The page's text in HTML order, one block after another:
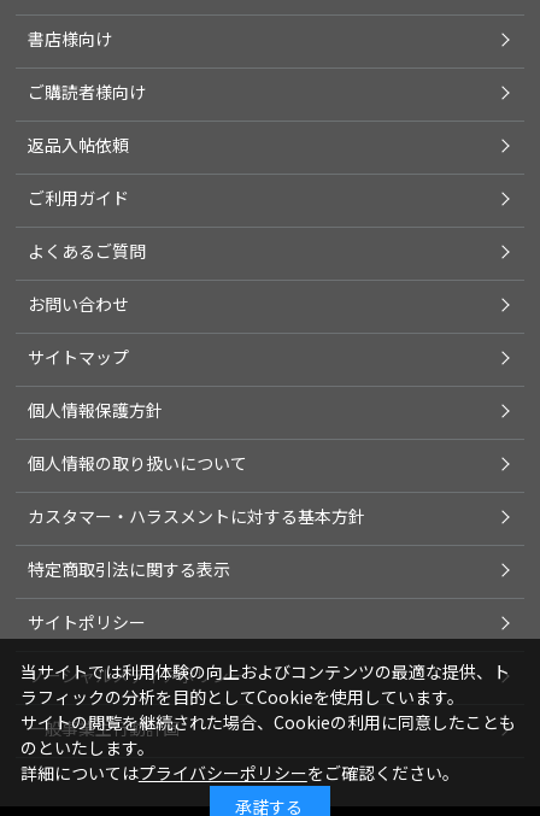
書店様向け
ご購読者様向け
返品入帖依頼
ご利用ガイド
よくあるご質問
お問い合わせ
サイトマップ
個人情報保護方針
個人情報の取り扱いについて
カスタマー・ハラスメントに対する基本方針
特定商取引法に関する表示
サイトポリシー
ソーシャルメディアポリシー
一般事業主行動計画
当サイトでは利用体験の向上およびコンテンツの最適な提供、ト
ラフィックの分析を目的としてCookieを使用しています。
サイトの閲覧を継続された場合、Cookieの利用に同意したことも
のといたします。
詳細についてはプライバシーポリシーをご確認ください。
承諾する